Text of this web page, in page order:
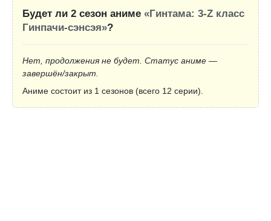
Будет ли 2 сезон аниме «Гинтама: 3-Z класс
Гинпачи-сэнсэя»?
Нет, продолжения не будет. Статус аниме —
завершён/закрыт.
Аниме состоит из 1 сезонов (всего 12 серии).